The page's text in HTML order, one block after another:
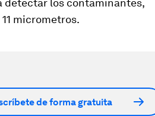
detectar los contaminantes,
micrometros.
de forma gratuita